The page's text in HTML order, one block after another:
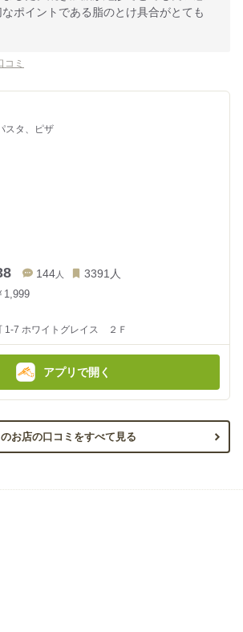
ポイントである脂のとけ具合がとても
コミ
スタ、ピザ
144人 3391 人
1,999
1-7 ホワイトグレイス ２Ｆ
アプリで開く
お店の口コミをすべて見る